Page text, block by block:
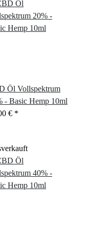
Öl Vollspektrum
- Basic Hemp 10ml
€ *